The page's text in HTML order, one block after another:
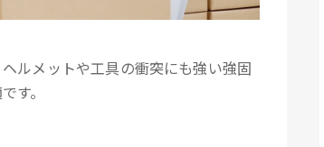
ルメットや工具の衝突にも強い強固
す。